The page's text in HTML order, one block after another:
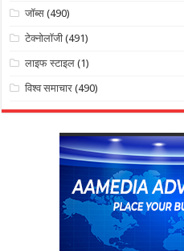
जॉब्स (490)
टेक्नोलॉजी (491)
लाइफ स्टाइल (1)
विश्व समाचार (490)